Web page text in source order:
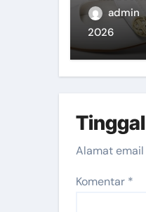
admin
2026
Alamat
Komentar *